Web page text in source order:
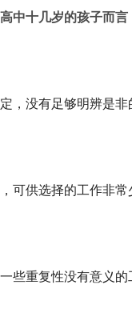
中十几岁的孩子而言
，没有足够明辨是
可供选择的工作非
些重复性没有意义